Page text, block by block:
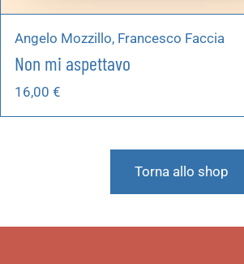
Angelo Mozzillo, Francesco Faccia
Non mi aspettavo
16,00 €
Torna allo shop